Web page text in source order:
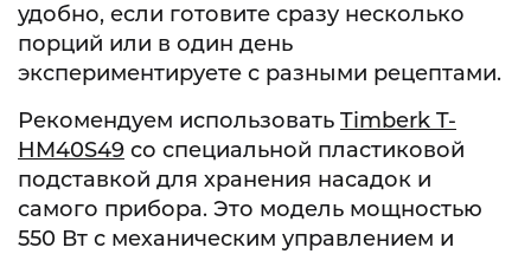
удобно, если готовите сразу несколько
порций или в один день
экспериментируете с разными рецептами.
Рекомендуем использовать Timberk T-
HM40S49 со специальной пластиковой
подставкой для хранения насадок и
самого прибора. Это модель мощностью
550 Вт с механическим управлением и